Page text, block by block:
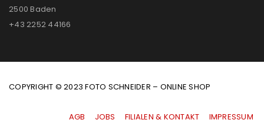
2500 Baden
+43 2252 44166
COPYRIGHT © 2023 FOTO SCHNEIDER – ONLINE SHOP
AGB JOBS FILIALEN & KONTAKT IMPRESSUM